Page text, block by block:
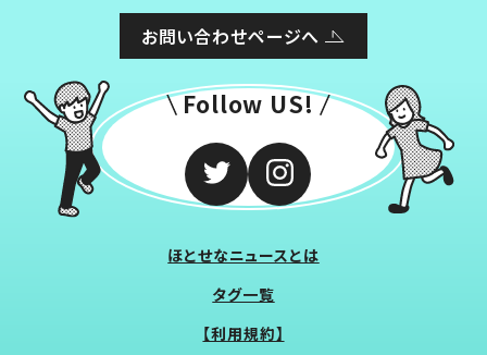
お問い合わせページへ
Follow US!
ほとせなニュースとは
タグ一覧
【利用規約】